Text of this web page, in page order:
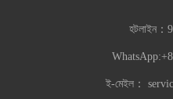
হটলাইন：
ই-মেইল：